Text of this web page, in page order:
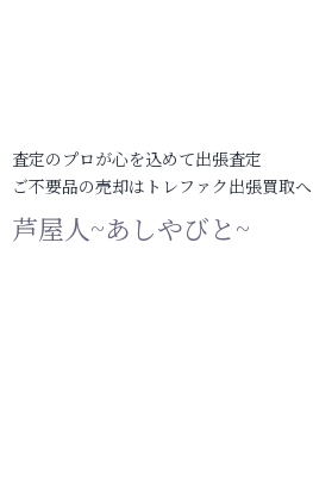
査定のプロが心を込めて出張査定
ご不要品の売却はトレファク出張買取へ
芦屋人~あしやびと~